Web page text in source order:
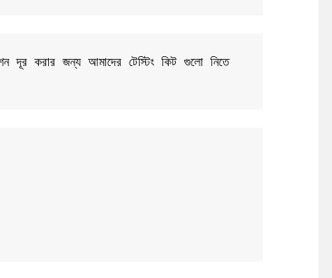
দূর করার জন্য আমাদের টেস্টিং কিট গুলো নিতে